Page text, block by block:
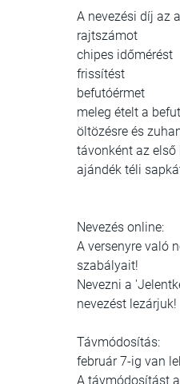
A nevezési díj az
rajtszámot
chipes időmérést
frissítést
befutóérmet
meleg ételt a
öltözésre és
távonként az
ajándék téli
Nevezés online:
A versenyre való
szabályait!
Nevezni a
nevezést lezárjuk!
Távmódosítás:
február 7-ig van
A távmódosítást